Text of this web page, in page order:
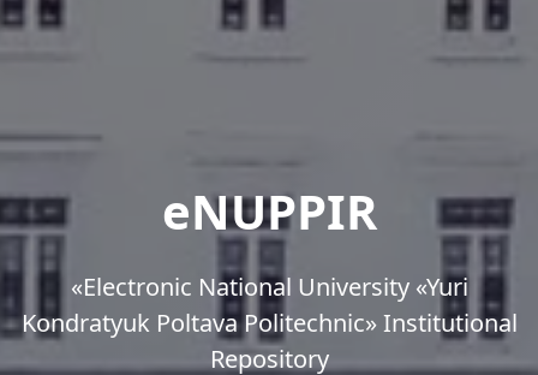
eNUPPIR
«Еlectronic National University «Yuri
Kondratyuk Poltava Politechnic» Institutional
Repository